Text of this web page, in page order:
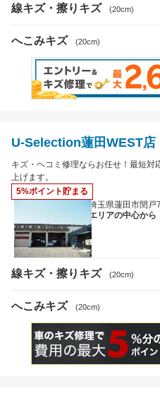
線キズ・擦りキズ (20cm)
へこみキズ (20cm)
U-Selection蓮田WEST店
キズ・ヘコミ修理ならお任せ！最短
上げます。
5%ポイント貯まる
埼玉県蓮田市閏戸
エリアの中心から
線キズ・擦りキズ (20cm)
へこみキズ (20cm)